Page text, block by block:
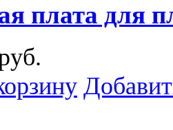
плата для